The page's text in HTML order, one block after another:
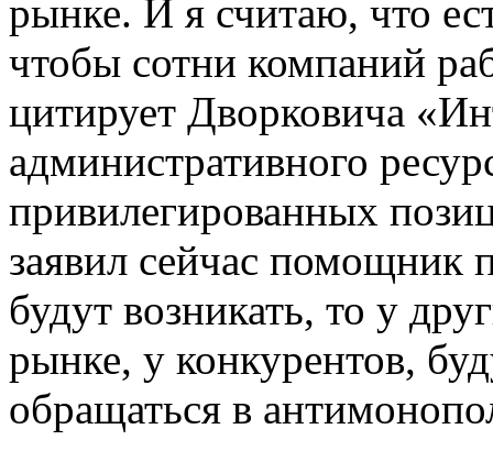
рынке. И я считаю, что
чтобы сотни компаний
цитирует Дворковича
административного
привилегированных
заявил сейчас помощник
будут возникать, то у
рынке, у конкурентов,
обращаться в